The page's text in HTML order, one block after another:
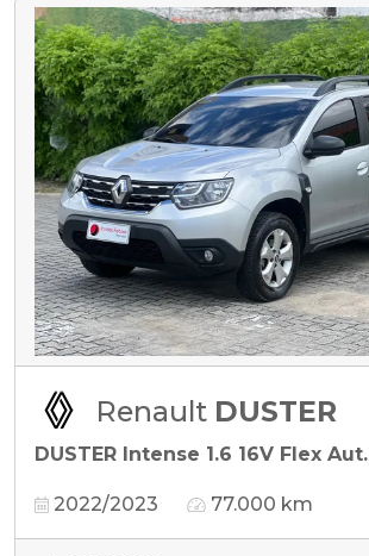
Renault DUSTER
DUSTER Intense 1.6 16V Flex Aut.
2022/2023 77.000 km